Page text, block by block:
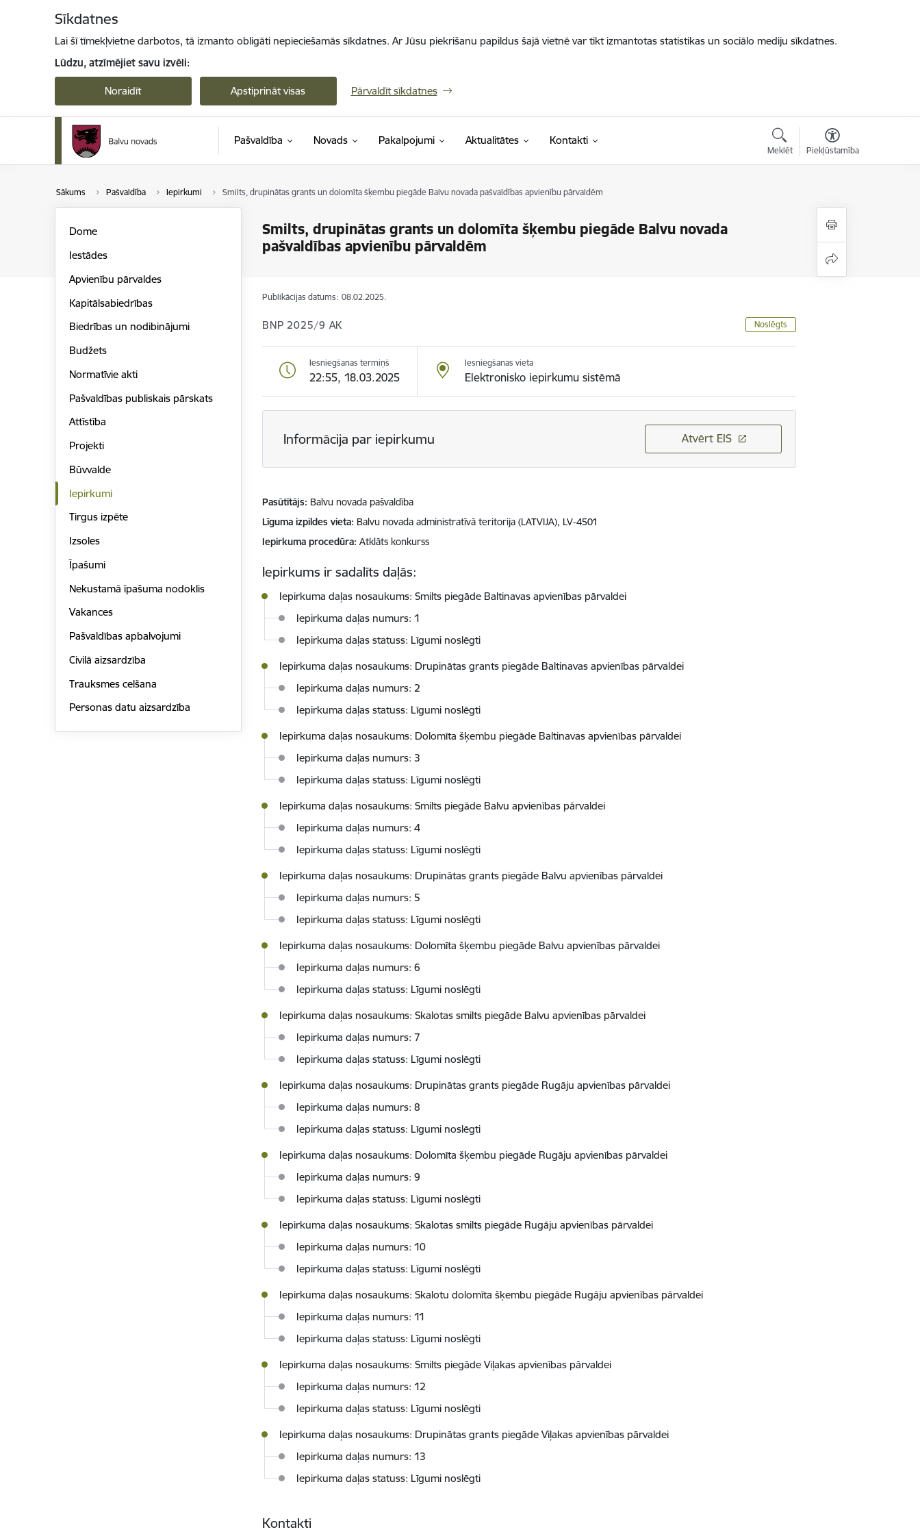
Sīkdatnes
Lai šī tīmekļvietne darbotos, tā izmanto obligāti nepieciešamās sīkdatnes. Ar Jūsu piekrišanu papildus šajā vietnē var tikt izmantotas statistikas un sociālo mediju sīkdatnes.
Lūdzu, atzīmējiet savu izvēli:
Noraidīt Apstiprināt visas Pārvaldīt sīkdatnes
Pašvaldība Novads Pakalpojumi Aktualitātes Kontakti
Meklēt Piekļūstamība
Sākums Pašvaldība Iepirkumi Smilts, drupinātas grants un dolomīta šķembu piegāde Balvu novada pašvaldības apvienību pārvaldēm
Smilts, drupinātas grants un dolomīta šķembu piegāde Balvu novada
pašvaldības apvienību pārvaldēm
Dome
Iestādes
Apvienību pārvaldes
Kapitālsabiedrības
Biedrības un nodibinājumi
Budžets
Normatīvie akti
Pašvaldības publiskais pārskats
Attīstība
Projekti
Būvvalde
Iepirkumi
Tirgus izpēte
Izsoles
Īpašumi
Nekustamā īpašuma nodoklis
Vakances
Pašvaldības apbalvojumi
Civilā aizsardzība
Trauksmes celšana
Personas datu aizsardzība
Publikācijas datums: 08.02.2025.
BNP 2025/9 AK Noslēgts
Iesniegšanas termiņš
22:55, 18.03.2025
Iesniegšanas vieta
Elektronisko iepirkumu sistēmā
Informācija par iepirkumu Atvērt EIS
Pasūtītājs Balvu novada pašvaldība
Līguma izpildes vieta Balvu novada administratīvā teritorija (LATVIJA), LV-4501
Iepirkuma procedūra Atklāts konkurss
Iepirkums ir sadalīts daļās:
Iepirkuma daļas nosaukums: Smilts piegāde Baltinavas apvienības pārvaldei
Iepirkuma daļas numurs: 1
Iepirkuma daļas statuss: Līgumi noslēgti
Iepirkuma daļas nosaukums: Drupinātas grants piegāde Baltinavas apvienības pārvaldei
Iepirkuma daļas numurs: 2
Iepirkuma daļas statuss: Līgumi noslēgti
Iepirkuma daļas nosaukums: Dolomīta šķembu piegāde Baltinavas apvienības pārvaldei
Iepirkuma daļas numurs: 3
Iepirkuma daļas statuss: Līgumi noslēgti
Iepirkuma daļas nosaukums: Smilts piegāde Balvu apvienības pārvaldei
Iepirkuma daļas numurs: 4
Iepirkuma daļas statuss: Līgumi noslēgti
Iepirkuma daļas nosaukums: Drupinātas grants piegāde Balvu apvienības pārvaldei
Iepirkuma daļas numurs: 5
Iepirkuma daļas statuss: Līgumi noslēgti
Iepirkuma daļas nosaukums: Dolomīta šķembu piegāde Balvu apvienības pārvaldei
Iepirkuma daļas numurs: 6
Iepirkuma daļas statuss: Līgumi noslēgti
Iepirkuma daļas nosaukums: Skalotas smilts piegāde Balvu apvienības pārvaldei
Iepirkuma daļas numurs: 7
Iepirkuma daļas statuss: Līgumi noslēgti
Iepirkuma daļas nosaukums: Drupinātas grants piegāde Rugāju apvienības pārvaldei
Iepirkuma daļas numurs: 8
Iepirkuma daļas statuss: Līgumi noslēgti
Iepirkuma daļas nosaukums: Dolomīta šķembu piegāde Rugāju apvienības pārvaldei
Iepirkuma daļas numurs: 9
Iepirkuma daļas statuss: Līgumi noslēgti
Iepirkuma daļas nosaukums: Skalotas smilts piegāde Rugāju apvienības pārvaldei
Iepirkuma daļas numurs: 10
Iepirkuma daļas statuss: Līgumi noslēgti
Iepirkuma daļas nosaukums: Skalotu dolomīta šķembu piegāde Rugāju apvienības pārvaldei
Iepirkuma daļas numurs: 11
Iepirkuma daļas statuss: Līgumi noslēgti
Iepirkuma daļas nosaukums: Smilts piegāde Viļakas apvienības pārvaldei
Iepirkuma daļas numurs: 12
Iepirkuma daļas statuss: Līgumi noslēgti
Iepirkuma daļas nosaukums: Drupinātas grants piegāde Viļakas apvienības pārvaldei
Iepirkuma daļas numurs: 13
Iepirkuma daļas statuss: Līgumi noslēgti
Kontakti